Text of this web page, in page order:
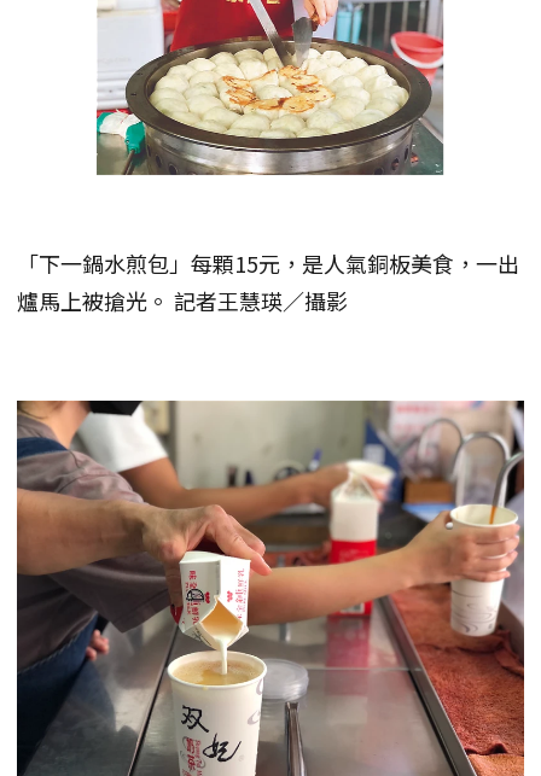
「下一鍋水煎包」每顆15元，是人氣銅板美食，一出
爐馬上被搶光。 記者王慧瑛／攝影